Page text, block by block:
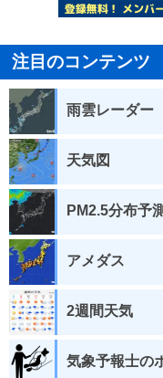
注目のコンテンツ
雨雲レーダー
天気図
PM2.5分布予測
アメダス
2週間天気
気象予報士の